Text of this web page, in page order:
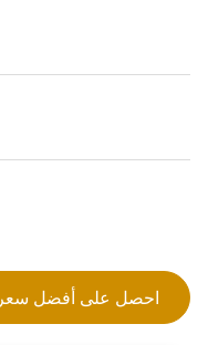
احصل على أفضل سعر